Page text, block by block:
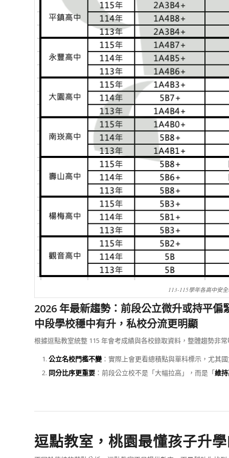
113-115學年各高中安
2026 年最新趨勢： 前段公立微升或持平偏
中段學校穩中有升，私校分流更明顯
根據逗點教室統整 115 年會考成績與各校錄取資料，整體趨勢非
公立名校門檻不變 ：實際上會更看總積點與單科標示，尤其
同分比序更重要 ：前段公立校不是「大幅拉高」，而是「維
逗點教室，桃園最懂孩子升